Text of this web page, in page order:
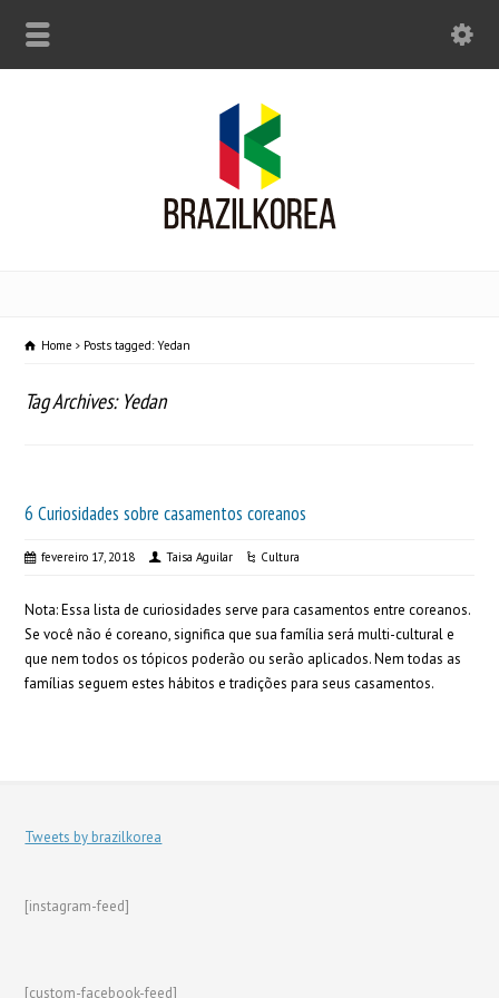
Home Posts tagged: Yedan
Tag Archives: Yedan
6 Curiosidades sobre casamentos coreanos
fevereiro 17, 2018 Taisa Aguilar Cultura
Nota: Essa lista de curiosidades serve para casamentos entre coreanos.
Se você não é coreano, significa que sua família será multi-cultural e
que nem todos os tópicos poderão ou serão aplicados. Nem todas as
famílias seguem estes hábitos e tradições para seus casamentos.
Tweets by brazilkorea
[instagram-feed]
[custom-facebook-feed]